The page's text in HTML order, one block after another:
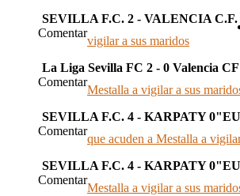
SEVILLA F.C. 2 - VALENCIA C.F.
Comentar
vigilar a sus maridos
La Liga Sevilla FC 2 - 0 Valencia
Comentar
Mestalla a vigilar a sus
SEVILLA F.C. 4 - KARPATY
Comentar
que acuden a Mestalla a
SEVILLA F.C. 4 - KARPATY
Comentar
Mestalla a vigilar a sus